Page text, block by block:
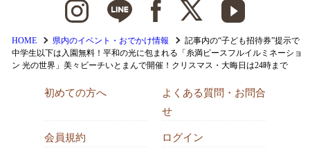
HOME 県内のイベント・おでかけ情報
記事内の“子ども招待券”提示で
中学生以下は入園無料！平和の光に包まれる「糸満ピースフルイルミネーショ
ン 光の世界」美々ビーチいとまんで開催！クリスマス・大晦日は24時まで
初めての方へ
よくある質問・お問合
せ
会員規約 ログイン